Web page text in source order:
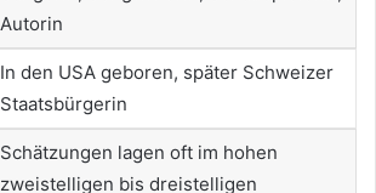
Autorin
In den USA geboren, später Schweizer
Staatsbürgerin
Schätzungen lagen oft im hohen
zweistelligen bis dreistelligen